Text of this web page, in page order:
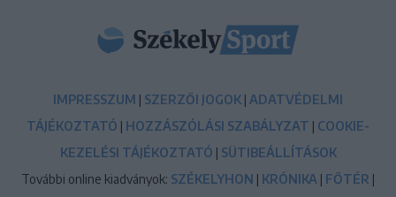
IMPRESSZUM | SZERZŐI JOGOK | ADATVÉDELMI
TÁJÉKOZTATÓ | HOZZÁSZÓLÁSI SZABÁLYZAT | COOKIE-
KEZELÉSI TÁJÉKOZTATÓ | SÜTIBEÁLLÍTÁSOK
További online kiadványok: SZÉKELYHON | KRÓNIKA | FŐTÉR |